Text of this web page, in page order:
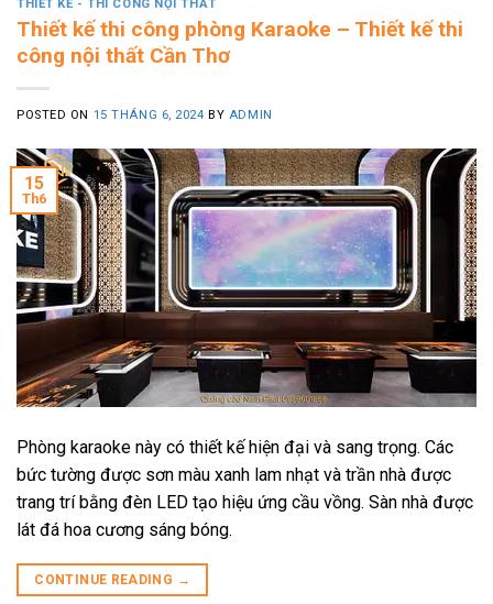
THIẾT KẾ - THI CÔNG NỘI THẤT
Thiết kế thi công phòng Karaoke – Thiết kế thi
công nội thất Cần Thơ
POSTED ON 15 THÁNG 6, 2024 BY ADMIN
15
Th6
Phòng karaoke này có thiết kế hiện đại và sang trọng. Các
bức tường được sơn màu xanh lam nhạt và trần nhà được
trang trí bằng đèn LED tạo hiệu ứng cầu vồng. Sàn nhà được
lát đá hoa cương sáng bóng.
CONTINUE READING →